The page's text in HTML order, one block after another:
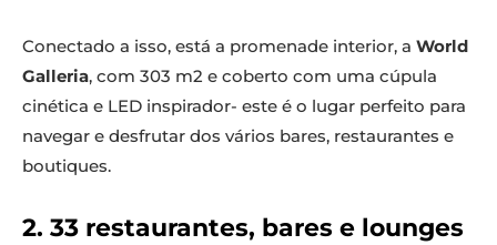
Conectado a isso, está a promenade interior, a World
Galleria, com 303 m2 e coberto com uma cúpula
cinética e LED inspirador- este é o lugar perfeito para
navegar e desfrutar dos vários bares, restaurantes e
boutiques.
2. 33 restaurantes, bares e lounges